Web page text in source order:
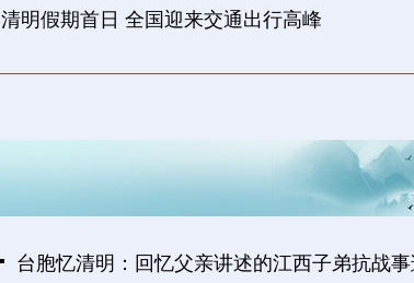
清明假期首日 全国迎来交通出行高峰
台胞忆清明：回忆父亲讲述的江西子弟抗战事